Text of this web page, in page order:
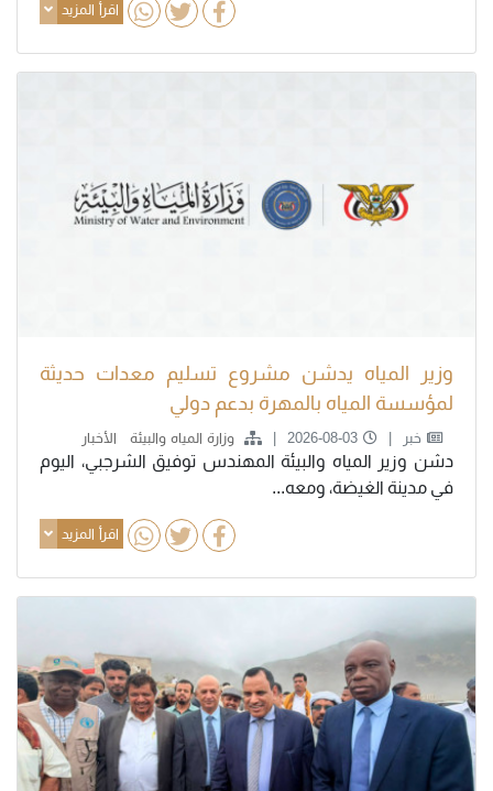
اقرأ المزيد
وزير المياه يدشن مشروع تسليم معدات حديثة
لمؤسسة المياه بالمهرة بدعم دولي
خبر 2026-08-03 وزارة المياه والبيئة الأخبار
دشن وزير المياه والبيئة المهندس توفيق الشرجبي، اليوم
في مدينة الغيضة، ومعه...
اقرأ المزيد